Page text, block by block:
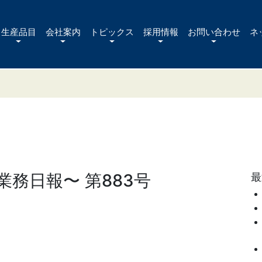
生産品目 会社案内 トピックス 採用情報 お問い合わせ ネ
務日報〜 第883号